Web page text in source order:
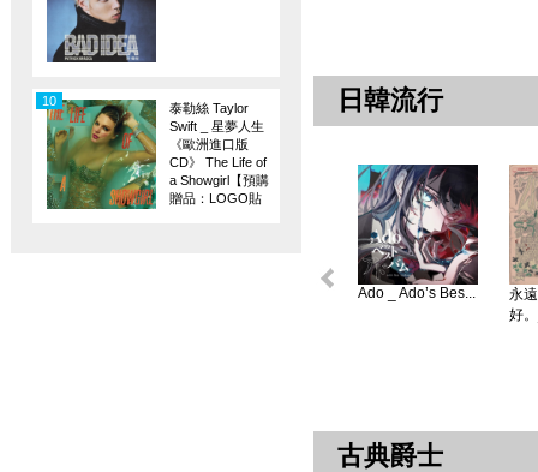
泰勒絲 Taylor
Swift _ 星夢人生
《歐洲進口版
CD》 The Life of
a Showgirl【預購
贈品：LOGO貼
10 日韓流行
Ado _ Ado’s Bes...
永
好
古典爵士